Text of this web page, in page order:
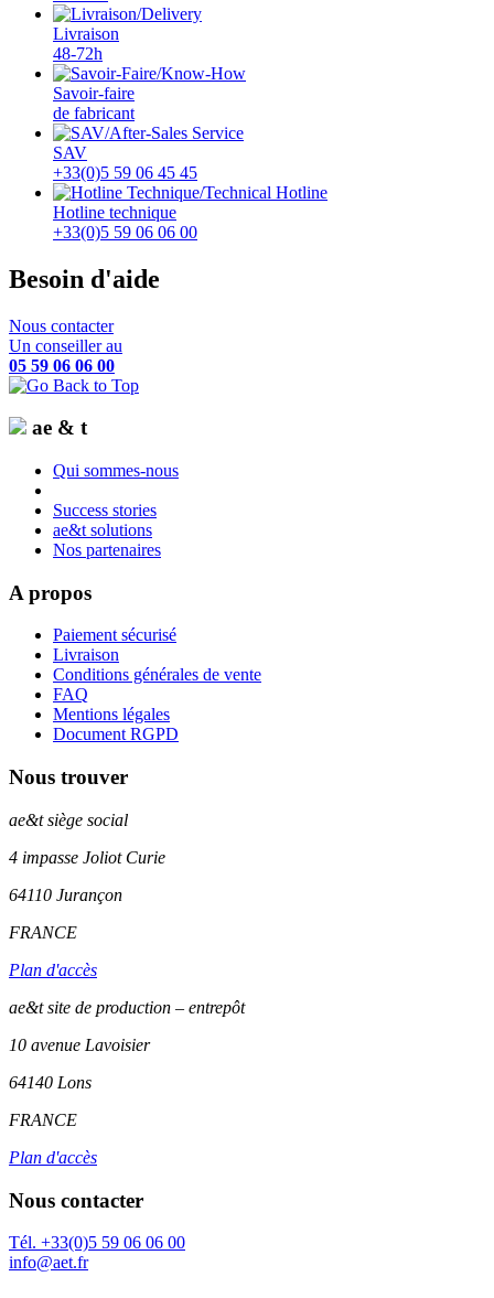
Livraison
48-72h
Savoir-faire
de fabricant
SAV
+33(0)5 59 06 45 45
Hotline technique
+33(0)5 59 06 06 00
Besoin d'aide
Nous contacter
Un conseiller au
05 59 06 06 00
ae & t
Qui sommes-nous
Success stories
ae&t solutions
Nos partenaires
A propos
Paiement sécurisé
Livraison
Conditions générales de vente
FAQ
Mentions légales
Document RGPD
Nous trouver
ae&tsiège social
4 impasse Joliot Curie
64110 Jurançon
FRANCE
Plan d'accès
ae&t site de production – entrepôt
10 avenue Lavoisier
64140 Lons
FRANCE
Plan d'accès
Nous contacter
Tél. +33(0)5 59 06 06 00
info@aet.fr